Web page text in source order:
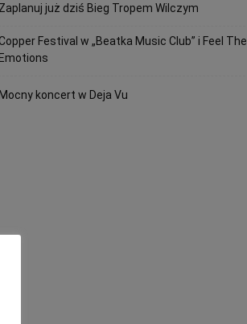
już dziś Bieg Tropem Wilczym
Festival w „Beatka Music Club” i Feel The
koncert w Deja Vu